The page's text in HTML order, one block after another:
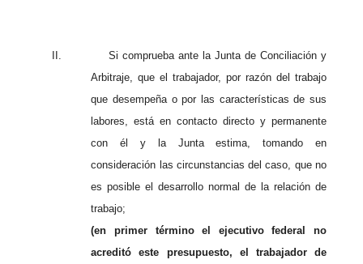
II.
Si comprueba ante la Junta de Conciliación y
Arbitraje, que el trabajador, por razón del trabajo
que desempeña o por las características de sus
labores, está en contacto directo y permanente
con él y la Junta estima, tomando en
consideración las circunstancias del caso, que no
es posible el desarrollo normal de la relación de
trabajo;
(en primer término el ejecutivo federal no
acreditó este presupuesto, el trabajador de